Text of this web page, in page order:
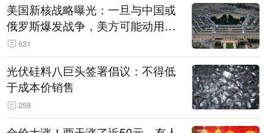
美国新核战略曝光：一旦与中国或
俄罗斯爆发战争，美方可能动用战
术核武器
631
光伏硅料八巨头签署倡议：不得低
于成本价销售
258